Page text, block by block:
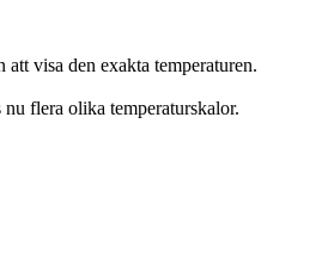
visa den exakta temperaturen.
flera olika temperaturskalor.